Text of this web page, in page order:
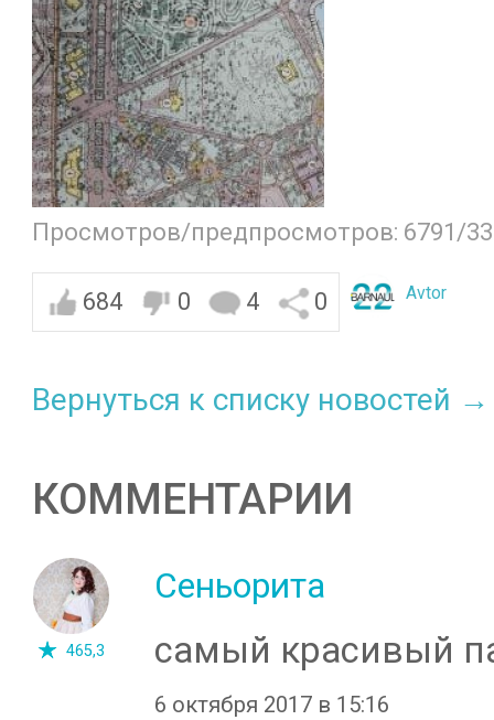
Просмотров/предпросмотров: 6791/33
684 0 4 0 Avtor
Вернуться к списку новостей →
КОММЕНТАРИИ
465,3
Сеньорита
самый красивый
6 октября 2017 в 15:16